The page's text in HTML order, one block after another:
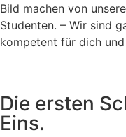
Bild machen von
Studenten. – Wir sind
kompetent für dich
Die ersten
Eins.